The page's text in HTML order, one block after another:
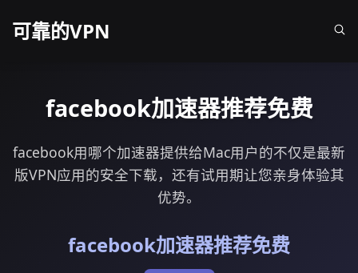
可靠的VPN
facebook加速器推荐免费
facebook用哪个加速器提供给Mac用户的不仅是最新
版VPN应用的安全下载，还有试用期让您亲身体验其
优势。
facebook加速器推荐免费